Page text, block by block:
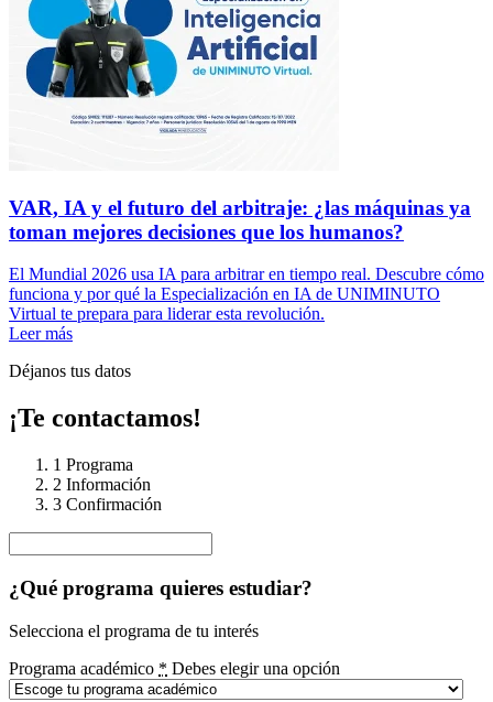
VAR, IA y el futuro del arbitraje: ¿las máquinas ya
toman mejores decisiones que los humanos?
El Mundial 2026 usa IA para arbitrar en tiempo real. Descubre cómo
funciona y por qué la Especialización en IA de UNIMINUTO
Virtual te prepara para liderar esta revolución.
Leer más
Déjanos tus datos
¡Te contactamos!
1 Programa
2 Información
3 Confirmación
¿Qué programa quieres estudiar?
Selecciona el programa de tu interés
Programa académico * Debes elegir una opción